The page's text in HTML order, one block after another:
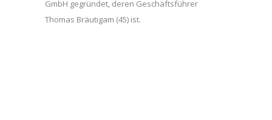
GmbH gegründet, deren Geschäftsführer
Thomas Bräutigam (45) ist.